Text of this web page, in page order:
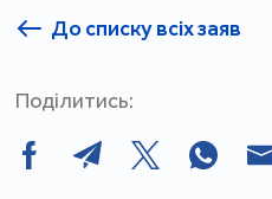
До списку всіх заяв
Поділитись: